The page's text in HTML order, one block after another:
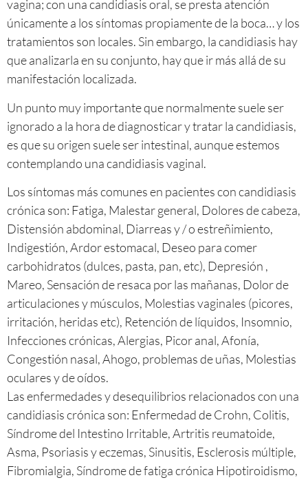
vagina; con una candidiasis oral, se presta atención
únicamente a los síntomas propiamente de la boca… y los
tratamientos son locales. Sin embargo, la candidiasis hay
que analizarla en su conjunto, hay que ir más allá de su
manifestación localizada.
Un punto muy importante que normalmente suele ser
ignorado a la hora de diagnosticar y tratar la candidiasis,
es que su origen suele ser intestinal, aunque estemos
contemplando una candidiasis vaginal.
Los síntomas más comunes en pacientes con candidiasis
crónica son: Fatiga, Malestar general, Dolores de cabeza,
Distensión abdominal, Diarreas y / o estreñimiento,
Indigestión, Ardor estomacal, Deseo para comer
carbohidratos (dulces, pasta, pan, etc), Depresión ,
Mareo, Sensación de resaca por las mañanas, Dolor de
articulaciones y músculos, Molestias vaginales (picores,
irritación, heridas etc), Retención de líquidos, Insomnio,
Infecciones crónicas, Alergias, Picor anal, Afonía,
Congestión nasal, Ahogo, problemas de uñas, Molestias
oculares y de oídos.
Las enfermedades y desequilibrios relacionados con una
candidiasis crónica son: Enfermedad de Crohn, Colitis,
Síndrome del Intestino Irritable, Artritis reumatoide,
Asma, Psoriasis y eczemas, Sinusitis, Esclerosis múltiple,
Fibromialgia, Síndrome de fatiga crónica Hipotiroidismo,